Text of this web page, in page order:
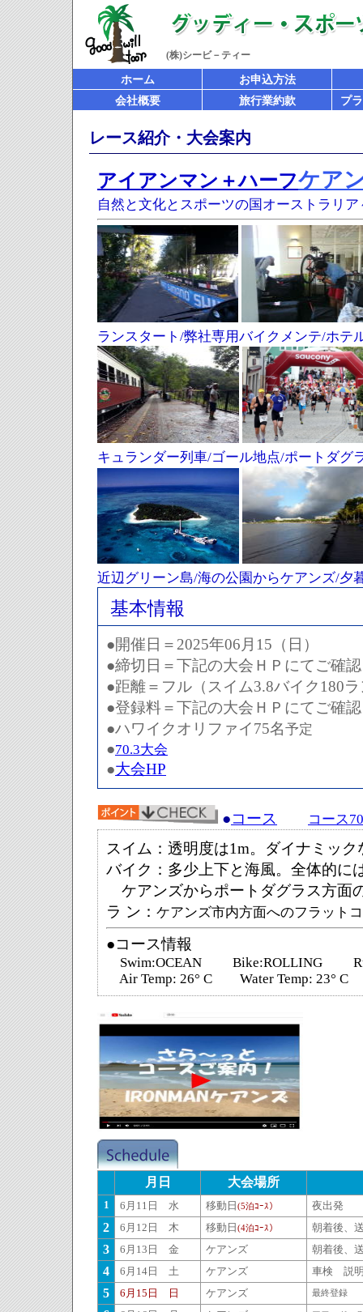
(株)シービ－ティー
ホーム
お申込方法
会社概要
旅行業約款 プ
レース紹介・大会案内
アイアンマン＋ハーフケア
自然と文化とスポーツの国オーストラリ
ランスタート/弊社専用バイクメンテ/ホテ
キュランダー列車/ゴール地点/ポートダグ
近辺グリーン島/海の公園からケアンズ/夕
基本情報
●開催日＝2025年06月15（日）
●締切日＝下記の大会ＨＰにてご確
●距離＝フル（スイム3.8バイク180
●登録料＝下記の大会ＨＰにてご確
●ハワイクオリファイ75名予定
●70.3大会
●大会HP
●コース コース
スイム：透明度は1m。ダイナミック
バイク：多少上下と海風。全体的に
ケアンズからポートダグラス方面
ラ ン： ケアンズ市内方面へのフラット
●コース情報
Swim:OCEAN Bike:ROLLING
Air Temp: 26° C Water Temp: 23° C
月日 大会場所
1 6月11日 水 移動日 (5泊ｺｰｽ） 夜出発
2 6月12日 木 移動日 (4泊ｺｰｽ） 朝着後、
3 6月13日 金 ケアンズ 朝着後、
4 6月14日 土 ケアンズ 車検 説
5 6月15日 日 ケアンズ 最終登録